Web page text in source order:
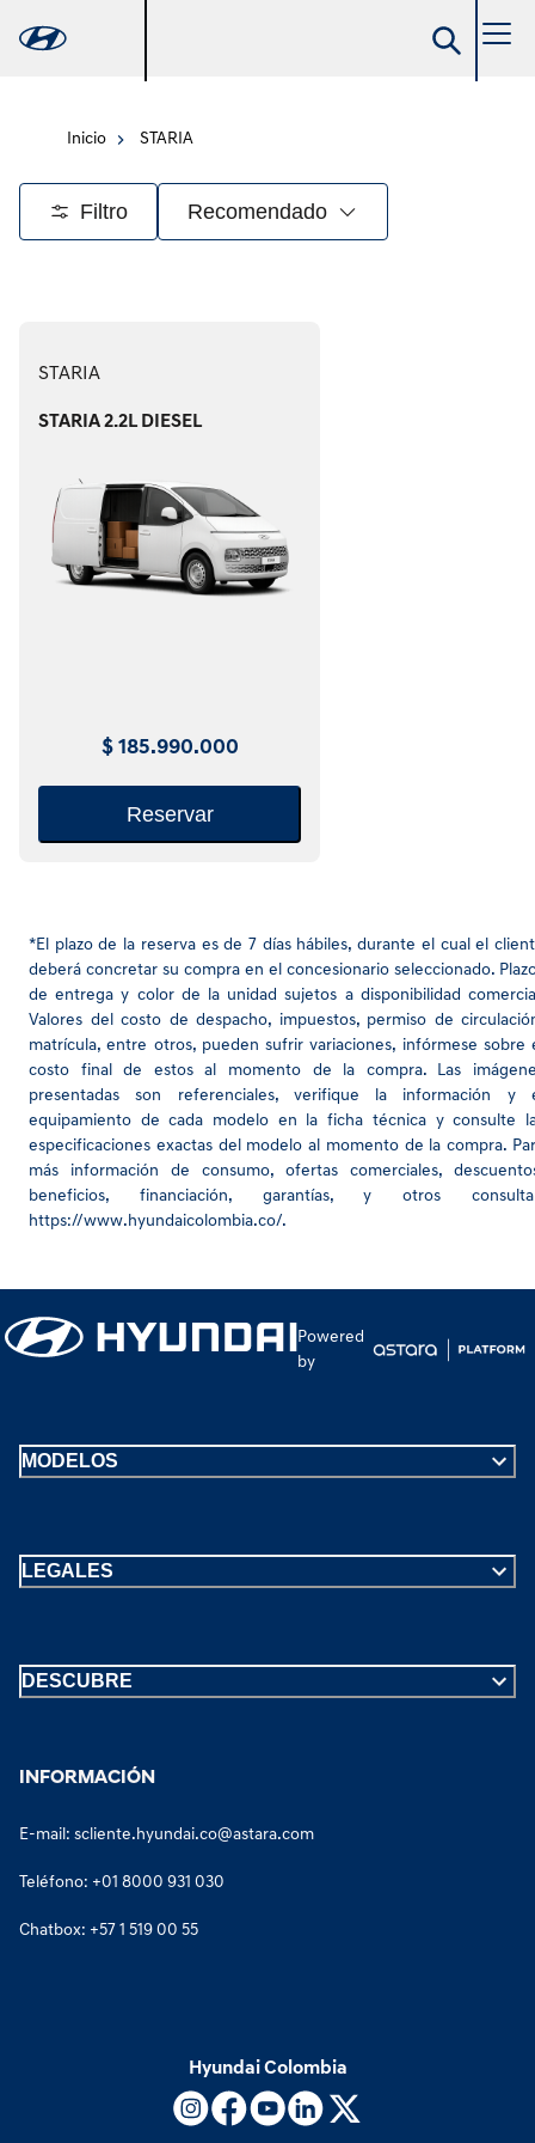
Inicio STARIA
Filtro Recomendado
STARIA
STARIA 2.2L DIESEL
$ 185.990.000
Reservar
*El plazo de la reserva es de 7 días hábiles, durante el cual el
deberá concretar su compra en el concesionario seleccionado.
de entrega y color de la unidad sujetos a disponibilidad
Valores del costo de despacho, impuestos, permiso de
matrícula, entre otros, pueden sufrir variaciones, infórmese sobre
costo final de estos al momento de la compra. Las
presentadas son referenciales, verifique la información y
equipamiento de cada modelo en la ficha técnica y consulte
especificaciones exactas del modelo al momento de la compra.
más información de consumo, ofertas comerciales,
beneficios, financiación, garantías, y otros
https://www.hyundaicolombia.co/.
Powered
by
MODELOS
LEGALES
DESCUBRE
INFORMACIÓN
E-mail: scliente.hyundai.co@astara.com
Teléfono: +01 8000 931 030
Chatbox: +57 1 519 00 55
Hyundai Colombia